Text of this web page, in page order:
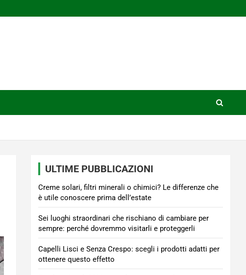
ULTIME PUBBLICAZIONI
Creme solari, filtri minerali o chimici? Le differenze che
è utile conoscere prima dell’estate
Sei luoghi straordinari che rischiano di cambiare per
sempre: perché dovremmo visitarli e proteggerli
Capelli Lisci e Senza Crespo: scegli i prodotti adatti per
ottenere questo effetto